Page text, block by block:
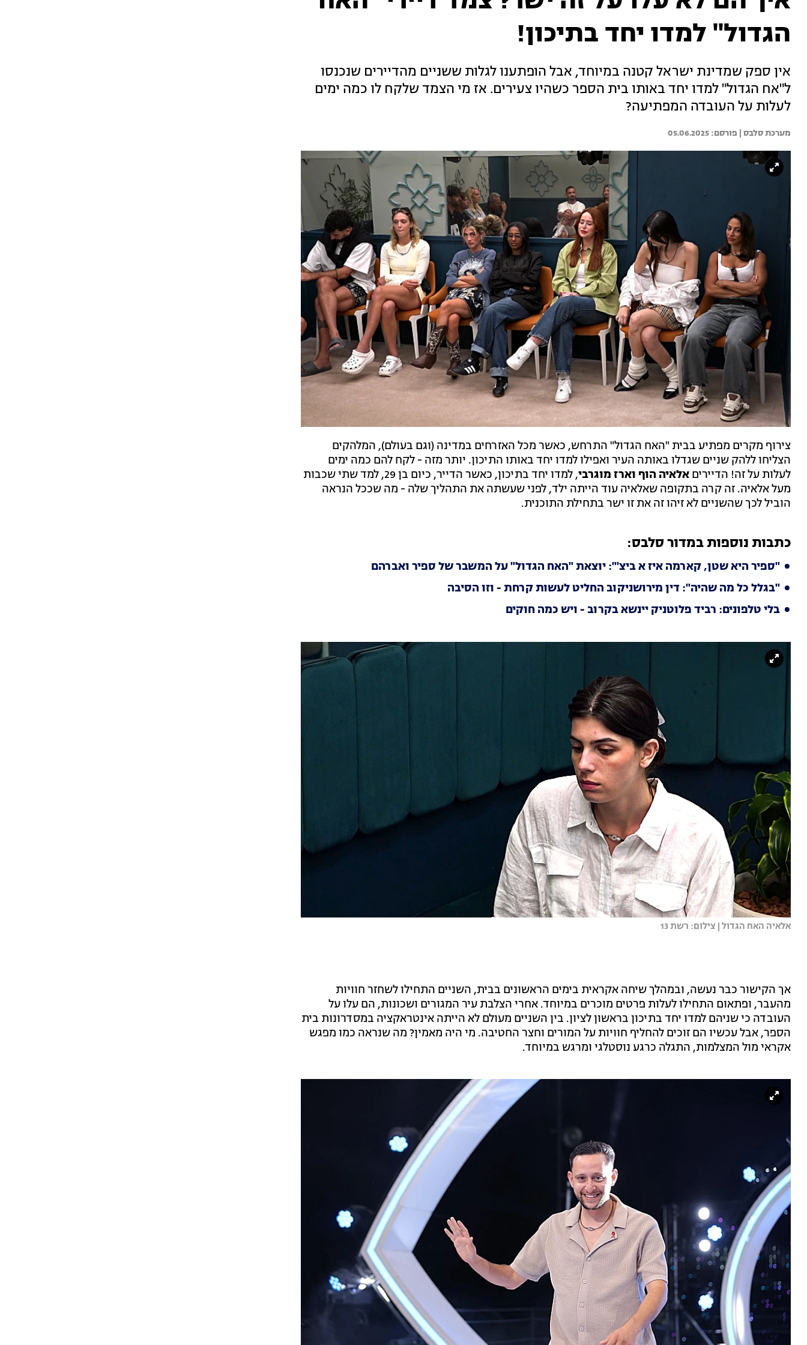
הגדול" למדו יחד בתיכון!
אין ספק שמדינת ישראל קטנה במיוחד, אבל הופתענו לגלות ששניים מהדיירים שנכנסו
ל"אח הגדול" למדו יחד באותו בית הספר כשהיו צעירים. אז מי הצמד שלקח לו כמה ימים
לעלות על העובדה המפתיעה?
מערכת סלבס | 05.06.2025
צירוף מקרים מפתיע בבית "האח הגדול" התרחש, כאשר מכל האזרחים במדינה (וגם בעולם), המלהקים
הצליחו ללהק שניים שגדלו באותה העיר ואפילו למדו יחד באותו התיכון. יותר מזה - לקח להם כמה ימים
לעלות על זה! הדיירים אלאיה הוף וארז מוגרבי
, למדו יחד בתיכון, כאשר הדייר, כיום בן 29, למד שתי שכבות
מעל אלאיה. זה קרה בתקופה שאלאיה עוד הייתה ילד, לפני שעשתה את התהליך שלה - מה שככל הנראה
הוביל לכך שהשניים לא זיהו זה את זו ישר בתחילת התוכנית.
כתבות נוספות במדור סלבס:
"ספיר היא שטן, קארמה איז א ביצ'": יוצאת "האח הגדול" על המשבר של ספיר ואברהם
"בגלל כל מה שהיה": דין מירושניקוב החליט לעשות קרחת - וזו הסיבה
בלי טלפונים: רביד פלוטניק יינשא בקרוב - ויש כמה חוקים
אלאיה האח הגדול | צילום: רשת 13
אך הקישור כבר נעשה, ובמהלך שיחה אקראית בימים הראשונים בבית, השניים התחילו לשחזר חוויות
מהעבר, ופתאום התחילו לעלות פרטים מוכרים במיוחד. אחרי הצלבת עיר המגורים ושכונות, הם עלו על
העובדה כי שניהם למדו יחד בתיכון בראשון לציון. בין השניים מעולם לא הייתה אינטראקציה במסדרונות בית
הספר, אבל עכשיו הם זוכים להחליף חוויות על המורים וחצר החטיבה. מי היה מאמין? מה שנראה כמו מפגש
אקראי מול המצלמות, התגלה כרגע נוסטלגי ומרגש במיוחד.